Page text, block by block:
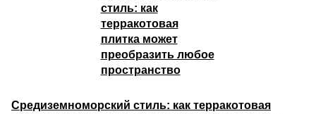
Средиземноморский стиль: как терракотовая